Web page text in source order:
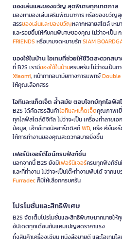
ของเล่นและของขวัญ สุดพิเศษทุกเทศกาล
มองหาของเล่นเสริมพัฒนาการ หรือของขวัญสุ
สรรของเล่นและของขวัญหลากหลายสไตล์ เห
และรอยยิ้มให้กับคนพิเศษของคุณ ไม่ว่าจะเป็น
FRIENDS หรือเกมจดหมายรักSIAM
ของใช้ในบ้าน ไอเทมที่ช่วยให้ชีวิตสะดวกสบ
ที่ B2S เรามีของใช้ในบ้านครบครัน ไม่ว่าจะเป็นก
Xiaomi, หน้ากากอนามัยทางการแพทย์Double
ให้คุณเลือกสรร
ไอทีและแก็ดเจ็ต ล้ำสมัย ตอบโจทย์ทุกไลฟ์ส
B2S ได้คัดสรรสินค้าไอทีและแก็ดเจ็ตคุณภาพเยี่
ทุกไลฟ์สไตล์ดิจิทัล ไม่ว่าจะเป็น เครื่องทำลายเอ
ข้อมูล, เอ็กซ์เทอนัลฮาร์ดดิสก์WD, หรือ คีย์บอร์
ให้การทำงานของคุณสะดวกสบายยิ่งขึ้น
เฟอร์นิเจอร์ดีไซน์ครบฟังก์ชั่น
นอกจากนี้ B2S ยังมีเฟอร์นิเจอร์ครบทุกฟังก์ชัน
และที่ทำงาน ไม่ว่าจะเป็นโต๊ะทำงานพับได้ จากแ
Furradecก็มีให้เลือกครบครัน
โปรโมชั่นและสิทธิพิเศษ
B2S จัดเต็มโปรโมชั่นและสิทธิพิเศษมากมายใ
อัปเดตทุกเดือนกับแคมเปญลดราคาแรง
ทั้งสินค้าเครื่องเขียน หนังสือขายดี และไอเทม